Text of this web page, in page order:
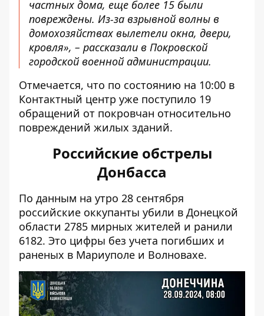
частных дома, еще более 15 были
повреждены. Из-за взрывной волны в
домохозяйствах вылетели окна, двери,
кровля», – рассказали в Покровской
городской военной администрации.
Отмечается, что по состоянию на 10:00 в
Контактный центр уже поступило 19
обращений от покровчан относительно
повреждений жилых зданий.
Российские обстрелы
Донбасса
По данным на утро 28 сентября
российские оккупанты убили в Донецкой
области 2785 мирных жителей и ранили
6182. Это цифры без учета погибших и
раненых в Мариуполе и Волновахе.